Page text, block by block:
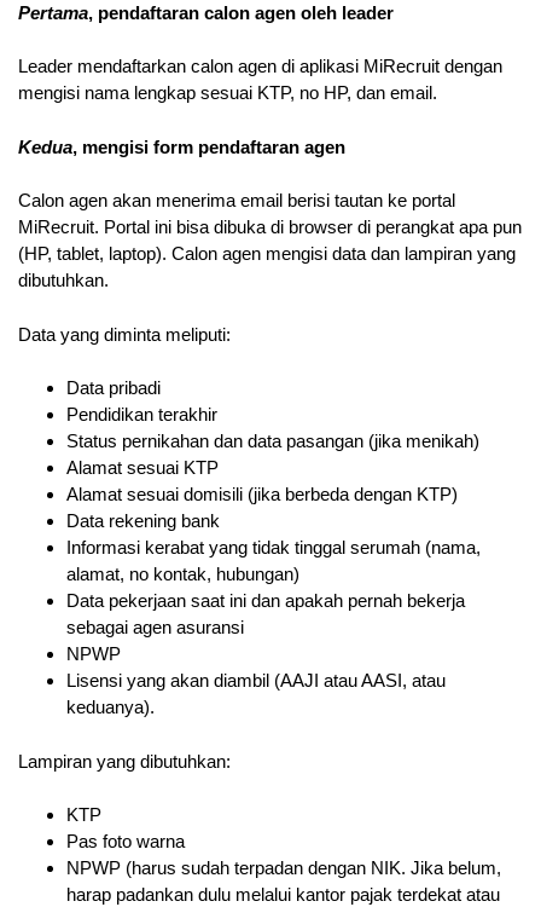
Pertama, pendaftaran calon agen oleh leader
Leader mendaftarkan calon agen di aplikasi MiRecruit dengan
mengisi nama lengkap sesuai KTP, no HP, dan email.
Kedua, mengisi form pendaftaran agen
Calon agen akan menerima email berisi tautan ke portal
MiRecruit. Portal ini bisa dibuka di browser di perangkat apa pun
(HP, tablet, laptop). Calon agen mengisi data dan lampiran yang
dibutuhkan.
Data yang diminta meliputi:
Data pribadi
Pendidikan terakhir
Status pernikahan dan data pasangan (jika menikah)
Alamat sesuai KTP
Alamat sesuai domisili (jika berbeda dengan KTP)
Data rekening bank
Informasi kerabat yang tidak tinggal serumah (nama,
alamat, no kontak, hubungan)
Data pekerjaan saat ini dan apakah pernah bekerja
sebagai agen asuransi
NPWP
Lisensi yang akan diambil (AAJI atau AASI, atau
keduanya).
Lampiran yang dibutuhkan:
KTP
Pas foto warna
NPWP (harus sudah terpadan dengan NIK. Jika belum,
harap padankan dulu melalui kantor pajak terdekat atau